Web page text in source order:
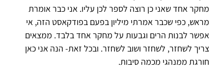
מחקר אחד שאני כן רוצה לספר לכן עליו. אני כבר אומרת
מראש, כפי שכבר אמרתי מיליון בפעם בפודקאסט הזה, אי
אפשר לבנות הרים וגבעות על מחקר אחד בלבד. ממצאים
צריך לשחזר, לשחזר ושוב לשחזר. ובכל זאת- הנה אני כאן
חורגת ממנהגי מכמה סיבות.